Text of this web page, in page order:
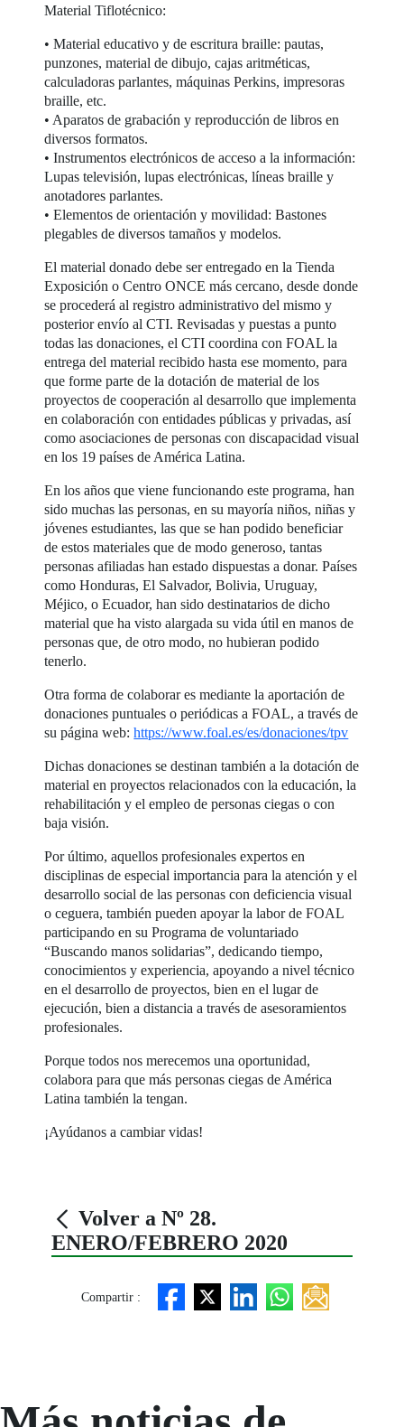
Material Tiflotécnico:
• Material educativo y de escritura braille: pautas,
punzones, material de dibujo, cajas aritméticas,
calculadoras parlantes, máquinas Perkins, impresoras
braille, etc.
• Aparatos de grabación y reproducción de libros en
diversos formatos.
• Instrumentos electrónicos de acceso a la información:
Lupas televisión, lupas electrónicas, líneas braille y
anotadores parlantes.
• Elementos de orientación y movilidad: Bastones
plegables de diversos tamaños y modelos.
El material donado debe ser entregado en la Tienda
Exposición o Centro ONCE más cercano, desde donde
se procederá al registro administrativo del mismo y
posterior envío al CTI. Revisadas y puestas a punto
todas las donaciones, el CTI coordina con FOAL la
entrega del material recibido hasta ese momento, para
que forme parte de la dotación de material de los
proyectos de cooperación al desarrollo que implementa
en colaboración con entidades públicas y privadas, así
como asociaciones de personas con discapacidad visual
en los 19 países de América Latina.
En los años que viene funcionando este programa, han
sido muchas las personas, en su mayoría niños, niñas y
jóvenes estudiantes, las que se han podido beneficiar
de estos materiales que de modo generoso, tantas
personas afiliadas han estado dispuestas a donar. Países
como Honduras, El Salvador, Bolivia, Uruguay,
Méjico, o Ecuador, han sido destinatarios de dicho
material que ha visto alargada su vida útil en manos de
personas que, de otro modo, no hubieran podido
tenerlo.
Otra forma de colaborar es mediante la aportación de
donaciones puntuales o periódicas a FOAL, a través de
su página web:https://www.foal.es/es/donaciones/tpv
Dichas donaciones se destinan también a la dotación de
material en proyectos relacionados con la educación, la
rehabilitación y el empleo de personas ciegas o con
baja visión.
Por último, aquellos profesionales expertos en
disciplinas de especial importancia para la atención y el
desarrollo social de las personas con deficiencia visual
o ceguera, también pueden apoyar la labor de FOAL
participando en su Programa de voluntariado
“Buscando manos solidarias”, dedicando tiempo,
conocimientos y experiencia, apoyando a nivel técnico
en el desarrollo de proyectos, bien en el lugar de
ejecución, bien a distancia a través de asesoramientos
profesionales.
Porque todos nos merecemos una oportunidad,
colabora para que más personas ciegas de América
Latina también la tengan.
¡Ayúdanos a cambiar vidas!
Volver a Nº 28.
ENERO/FEBRERO 2020
Compartir :